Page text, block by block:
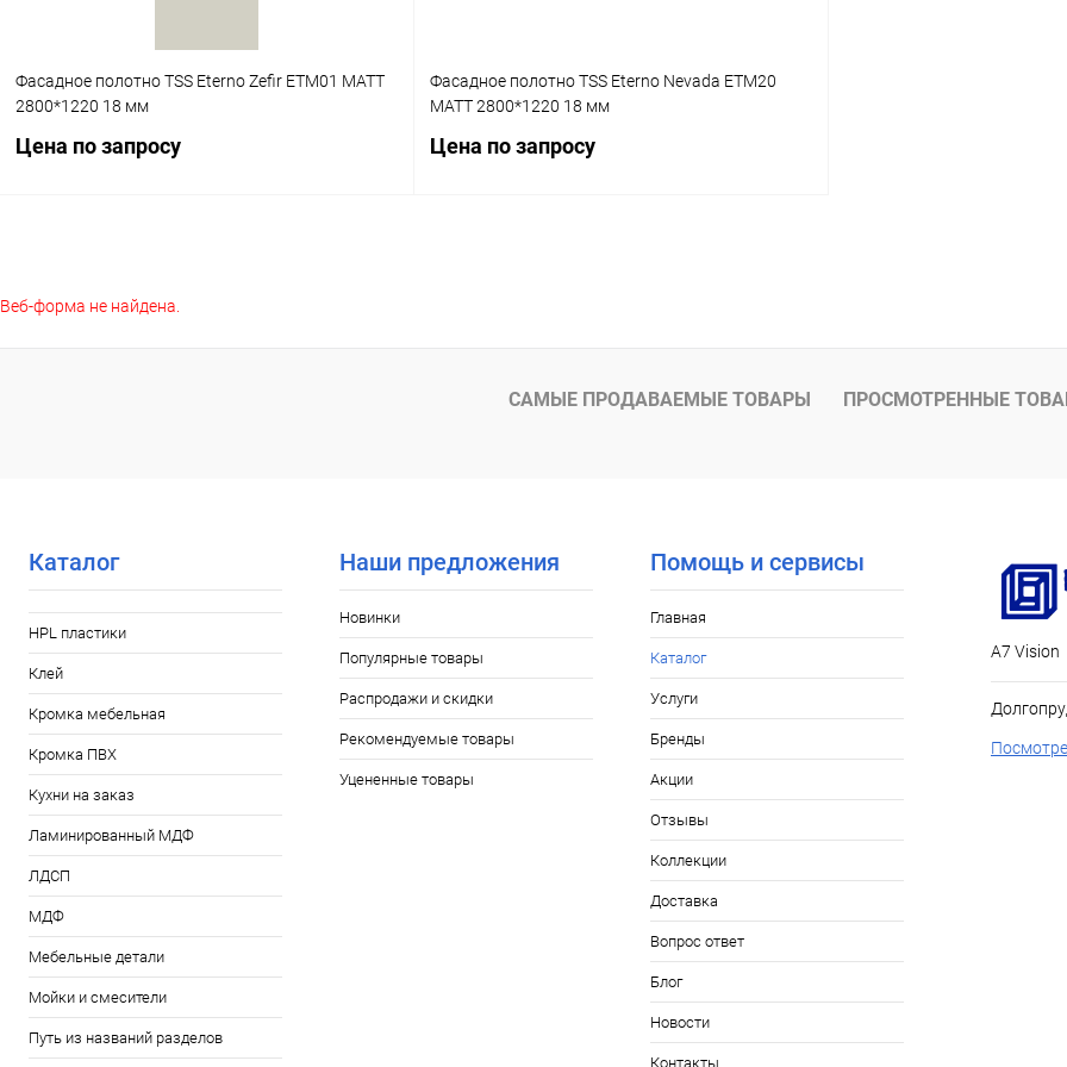
Фасадное полотно TSS Eterno Zefir ETM01 MATT
2800*1220 18 мм
Цена по запросу
Купить в 1 клик
В избранное Под заказ
Фасадное полотно TSS Eterno Nevada ETM20
MATT 2800*1220 18 мм
Цена по запросу
В избранное Под заказ
Веб-форма не найдена.
САМЫЕ ПРОДАВАЕМЫЕ ТОВАРЫ ПРОСМОТРЕННЫЕ
Каталог
HPL пластики
Клей
Кромка мебельная
Кромка ПВХ
Кухни на заказ
Ламинированный МДФ
ЛДСП
МДФ
Мебельные детали
Мойки и смесители
Путь из названий разделов
Наши предложения
Новинки
Популярные товары
Распродажи и скидки
Рекомендуемые товары
Уцененные товары
Помощь и сервисы
Главная
Каталог
Услуги
Бренды
Акции
Отзывы
Коллекции
Доставка
Вопрос ответ
Блог
Новости
Контакты
А7 Vision